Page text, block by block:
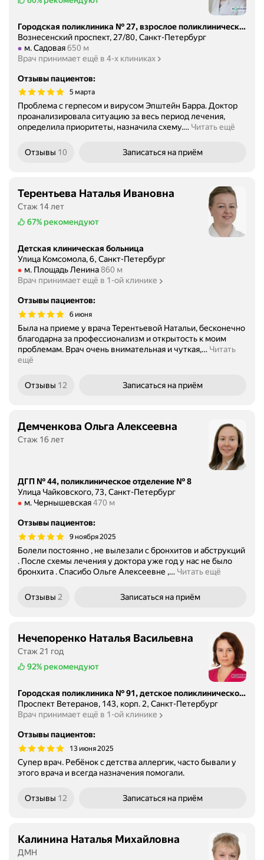
Городская поликлиника № 27, взрослое поликлиническое отделение
Вознесенский проспект, 27/80, Санкт-Петербург
Метро м. Садовая Расстояние 650 м
м. Садовая 650 м
Врач принимает ещё в 4-х клиниках
Отзывы пациентов:
5 марта
Проблема с герпесом и вирусом Эпштейн Барра. Доктор
проанализировала ситуацию за весь период лечения,
определила приоритеты, назначила схему.… Читать ещё
Отзывы 10 Записаться на приём
Терентьева Наталья Ивановна
Стаж 14 лет
67% рекомендуют
Детская клиническая больница
Улица Комсомола, 6, Санкт-Петербург
Метро м. Площадь Ленина Расстояние 860 м
м. Площадь Ленина 860 м
Врач принимает ещё в 1-ой клинике
Отзывы пациентов:
6 июня
Была на приеме у врача Терентьевой Натальи, бесконечно
благодарна за профессионализм и открытость к моим
проблемам. Врач очень внимательная и чуткая,… Читать
ещё
Отзывы 12 Записаться на приём
Демченкова Ольга Алексеевна
Стаж 16 лет
ДГП № 44, поликлиническое отделение № 8
Улица Чайковского, 73, Санкт-Петербург
Метро м. Чернышевская Расстояние 470 м
м. Чернышевская 470 м
Отзывы пациентов:
9 ноября 2025
Болели постоянно , не вылезали с бронхитов и абструкций
. После схемы лечения у доктора уже год у нас не было
бронхита . Спасибо Ольге Алексеевне ,… Читать ещё
Отзывы 2 Записаться на приём
Нечепоренко Наталья Васильевна
Стаж 21 год
92% рекомендуют
Городская поликлиника № 91, детское поликлиническое отделение № 60
Проспект Ветеранов, 143, корп. 2, Санкт-Петербург
Врач принимает ещё в 1-ой клинике
Отзывы пациентов:
13 июня 2025
Супер врач. Ребёнок с детства аллергик, часто бывали у
этого врача и всегда назначения помогали.
Отзывы 12 Записаться на приём
Калинина Наталья Михайловна
ДМН